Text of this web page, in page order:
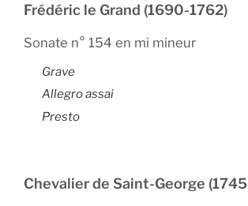
Frédéric le Grand (1690-1762)
Sonate n° 154 en mi mineur
Grave
Allegro assai
Presto
Chevalier de Saint-George